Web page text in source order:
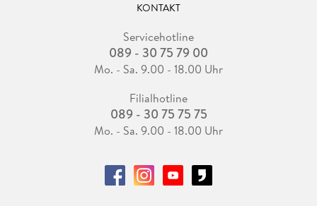
KONTAKT
Servicehotline
089 - 30 75 79 00
Mo. - Sa. 9.00 - 18.00 Uhr
Filialhotline
089 - 30 75 75 75
Mo. - Sa. 9.00 - 18.00 Uhr